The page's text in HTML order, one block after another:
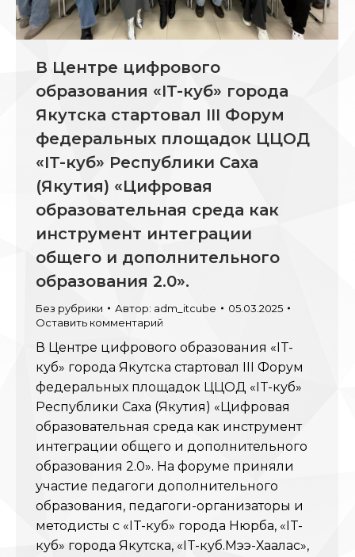
В Центре цифрового
образования «IT-куб» города
Якутска стартовал III Форум
федеральных площадок ЦЦОД
«IT-куб» Республики Саха
(Якутия) «Цифровая
образовательная среда как
инструмент интеграции
общего и дополнительного
образования 2.0».
Без рубрики Автор: adm_itcube
05.03.2025
Оставить комментарий
В Центре цифрового образования «IT-
куб» города Якутска стартовал III Форум
федеральных площадок ЦЦОД «IT-куб»
Республики Саха (Якутия) «Цифровая
образовательная среда как инструмент
интеграции общего и дополнительного
образования 2.0». На форуме приняли
участие педагоги дополнительного
образования, педагоги-организаторы и
методисты с «IT-куб» города Нюрба, «IT-
куб» города Якутска, «IT-куб.Мэҥэ-Хаҥалас»,